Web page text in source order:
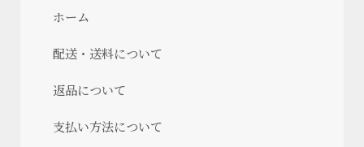
ホーム
配送・送料について
返品について
支払い方法について